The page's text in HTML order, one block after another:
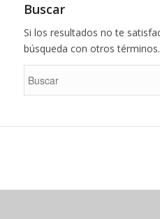
Buscar
Si los resultados no te
búsqueda con otros términos.